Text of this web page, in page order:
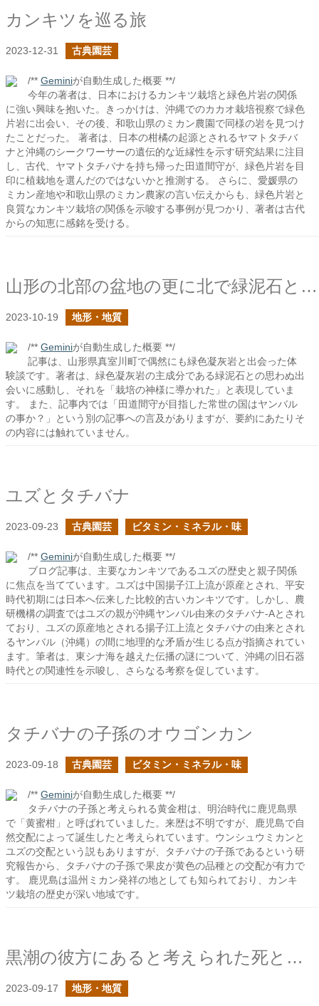
カンキツを巡る旅
2023-12-31 古典園芸
/** Geminiが自動生成した概要 **/
今年の著者は、日本におけるカンキツ栽培と緑色片岩の関係
に強い興味を抱いた。きっかけは、沖縄でのカカオ栽培視察で緑色
片岩に出会い、その後、和歌山県のミカン農園で同様の岩を見つけ
たことだった。 著者は、日本の柑橘の起源とされるヤマトタチバ
ナと沖縄のシークワーサーの遺伝的な近縁性を示す研究結果に注目
し、古代、ヤマトタチバナを持ち帰った田道間守が、緑色片岩を目
印に植栽地を選んだのではないかと推測する。 さらに、愛媛県の
ミカン産地や和歌山県のミカン農家の言い伝えからも、緑色片岩と
良質なカンキツ栽培の関係を示唆する事例が見つかり、著者は古代
からの知恵に感銘を受ける。
山形の北部の盆地の更に北で緑泥石と出会った
2023-10-19 地形・地質
/** Geminiが自動生成した概要 **/
記事は、山形県真室川町で偶然にも緑色凝灰岩と出会った体
験談です。著者は、緑色凝灰岩の主成分である緑泥石との思わぬ出
会いに感動し、それを「栽培の神様に導かれた」と表現していま
す。 また、記事内では「田道間守が目指した常世の国はヤンバル
の事か？」という別の記事への言及がありますが、要約にあたりそ
の内容には触れていません。
ユズとタチバナ
2023-09-23 古典園芸 ビタミン・ミネラル・味
/** Geminiが自動生成した概要 **/
ブログ記事は、主要なカンキツであるユズの歴史と親子関係
に焦点を当てています。ユズは中国揚子江上流が原産とされ、平安
時代初期には日本へ伝来した比較的古いカンキツです。しかし、農
研機構の調査ではユズの親が沖縄ヤンバル由来のタチバナ-Aとされ
ており、ユズの原産地とされる揚子江上流とタチバナの由来とされ
るヤンバル（沖縄）の間に地理的な矛盾が生じる点が指摘されてい
ます。筆者は、東シナ海を越えた伝播の謎について、沖縄の旧石器
時代との関連性を示唆し、さらなる考察を促しています。
タチバナの子孫のオウゴンカン
2023-09-18 古典園芸 ビタミン・ミネラル・味
/** Geminiが自動生成した概要 **/
タチバナの子孫と考えられる黄金柑は、明治時代に鹿児島県
で「黄蜜柑」と呼ばれていました。来歴は不明ですが、鹿児島で自
然交配によって誕生したと考えられています。ウンシュウミカンと
ユズの交配という説もありますが、タチバナの子孫であるという研
究報告から、タチバナの子孫で果皮が黄色の品種との交配が有力で
す。 鹿児島は温州ミカン発祥の地としても知られており、カンキ
ツ栽培の歴史が深い地域です。
黒潮の彼方にあると考えられた死と再生の異郷「常世」
2023-09-17 地形・地質